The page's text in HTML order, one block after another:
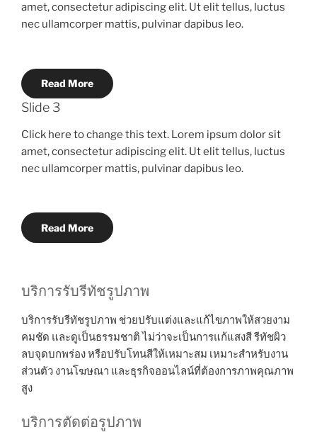
amet, consectetur adipiscing elit. Ut elit tellus, luctus
nec ullamcorper mattis, pulvinar dapibus leo.
Read More
Slide 3
Click here to change this text. Lorem ipsum dolor sit
amet, consectetur adipiscing elit. Ut elit tellus, luctus
nec ullamcorper mattis, pulvinar dapibus leo.
Read More
บริการรับรีทัชรูปภาพ
บริการรับรีทัชรูปภาพ ช่วยปรับแต่งและแก้ไขภาพให้สวยงาม
คมชัด และดูเป็นธรรมชาติ ไม่ว่าจะเป็นการแก้แสงสี รีทัชผิว
ลบจุดบกพร่อง หรือปรับโทนสีให้เหมาะสม เหมาะสำหรับงาน
ส่วนตัว งานโฆษณา และธุรกิจออนไลน์ที่ต้องการภาพคุณภาพ
สูง
บริการตัดต่อรูปภาพ